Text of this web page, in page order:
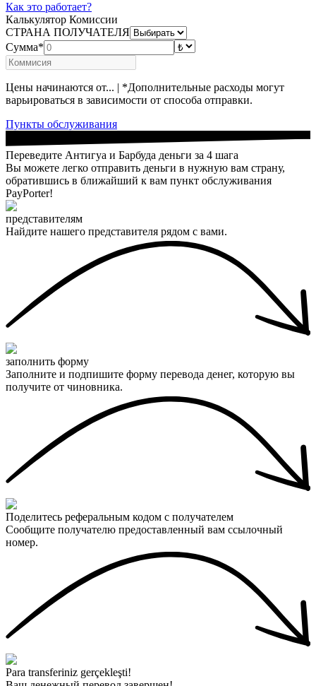
Как это работает?
Калькулятор Комиссии
СТРАНА ПОЛУЧАТЕЛЯ
Сумма*
Цены начинаются от... | *Дополнительные расходы могут
варьироваться в зависимости от способа отправки.
Пункты обслуживания
Переведите Антигуа и Барбуда деньги за 4 шага
Вы можете легко отправить деньги в нужную вам страну,
обратившись в ближайший к вам пункт обслуживания
PayPorter!
представителям
Найдите нашего представителя рядом с вами.
заполнить форму
Заполните и подпишите форму перевода денег, которую вы
получите от чиновника.
Поделитесь реферальным кодом с получателем
Сообщите получателю предоставленный вам ссылочный
номер.
Para transferiniz gerçekleşti!